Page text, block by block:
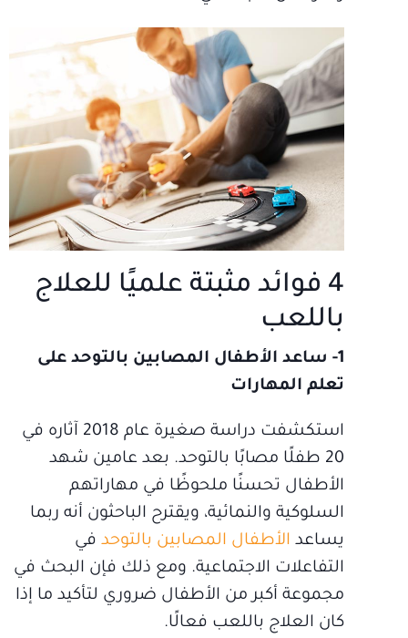
4 فوائد مثبتة علميًا للعلاج
باللعب
1- ساعد الأطفال المصابين بالتوحد على
تعلم المهارات
استكشفت دراسة صغيرة عام 2018 آثاره في
20 طفلًا مصابًا بالتوحد. بعد عامين شهد
الأطفال تحسنًا ملحوظًا في مهاراتهم
السلوكية والنمائية، ويقترح الباحثون أنه ربما
يساعد الأطفال المصابين بالتوحد في
التفاعلات الاجتماعية. ومع ذلك فإن البحث في
مجموعة أكبر من الأطفال ضروري لتأكيد ما إذا
كان العلاج باللعب فعالًا.